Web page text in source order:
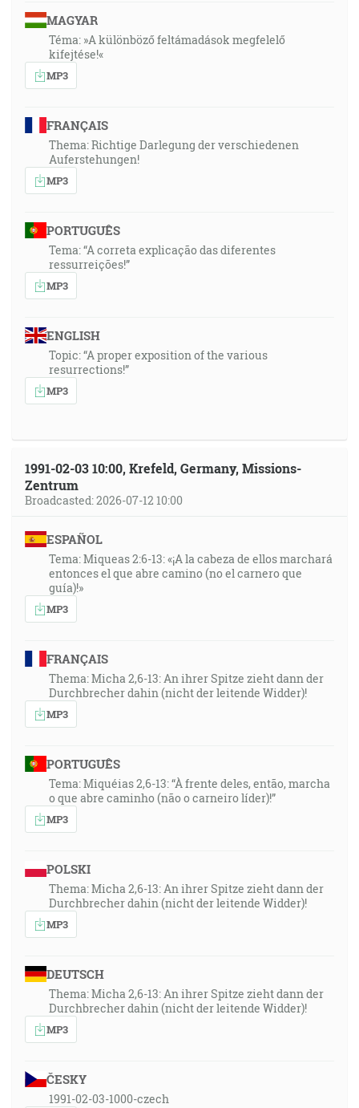
MAGYAR
Téma: »A különböző feltámadások megfelelő
kifejtése!«
MP3
FRANÇAIS
Thema: Richtige Darlegung der verschiedenen
Auferstehungen!
MP3
PORTUGUÊS
Tema: “A correta explicação das diferentes
ressurreições!”
MP3
ENGLISH
Topic: “A proper exposition of the various
resurrections!”
MP3
1991-02-03 10:00, Krefeld, Germany, Missions-
Zentrum
Broadcasted: 2026-07-12 10:00
ESPAÑOL
Tema: Miqueas 2:6-13: «¡A la cabeza de ellos marchará
entonces el que abre camino (no el carnero que
guía)!»
MP3
FRANÇAIS
Thema: Micha 2,6-13: An ihrer Spitze zieht dann der
Durchbrecher dahin (nicht der leitende Widder)!
MP3
PORTUGUÊS
Tema: Miquéias 2,6-13: “À frente deles, então, marcha
o que abre caminho (não o carneiro líder)!”
MP3
POLSKI
Thema: Micha 2,6-13: An ihrer Spitze zieht dann der
Durchbrecher dahin (nicht der leitende Widder)!
MP3
DEUTSCH
Thema: Micha 2,6-13: An ihrer Spitze zieht dann der
Durchbrecher dahin (nicht der leitende Widder)!
MP3
ČESKY
1991-02-03-1000-czech